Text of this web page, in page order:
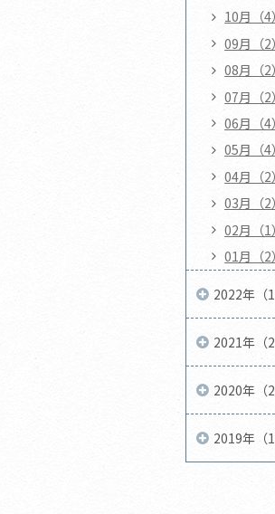
10月（4）
09月（2）
08月（2）
07月（2）
06月（4）
05月（4）
04月（2）
03月（2）
02月（1）
01月（2）
2022年（
2021年（
2020年（
2019年（